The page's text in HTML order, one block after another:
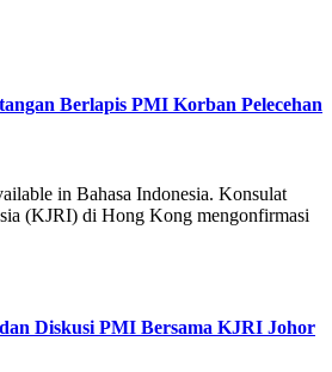
Berlapis PMI Korban Pelecehan
in Bahasa Indonesia. Konsulat
(KJRI) di Hong Kong mengonfirmasi
Diskusi PMI Bersama KJRI Johor